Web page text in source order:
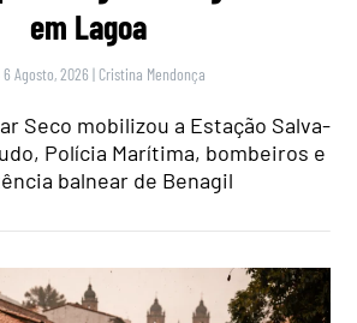
em Lagoa
6 Agosto, 2026 | Cristina Mendonça
Seco mobilizou a Estação Salva-
Polícia Marítima, bombeiros e
balnear de Benagil